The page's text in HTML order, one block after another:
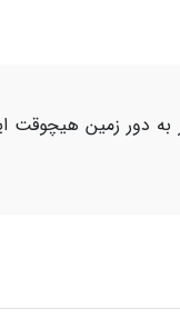
دور زمین هیچوقت